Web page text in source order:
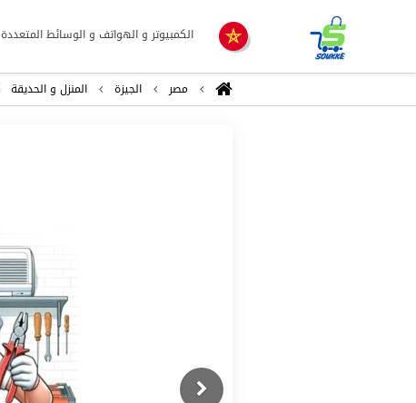
الكمبيوتر و الهواتف و الوسائط المتعددة
مصر الجيزة المنزل و الحديقة
Previous